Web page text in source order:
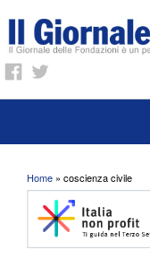
Tu sei qui
Home » coscienza civile